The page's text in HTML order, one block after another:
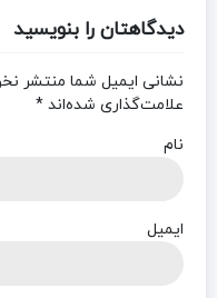
دیدگاهتان را بنویسید
نشانی ایمیل شما منتشر
علامت‌گذاری شده‌اند *
نام
ایمیل